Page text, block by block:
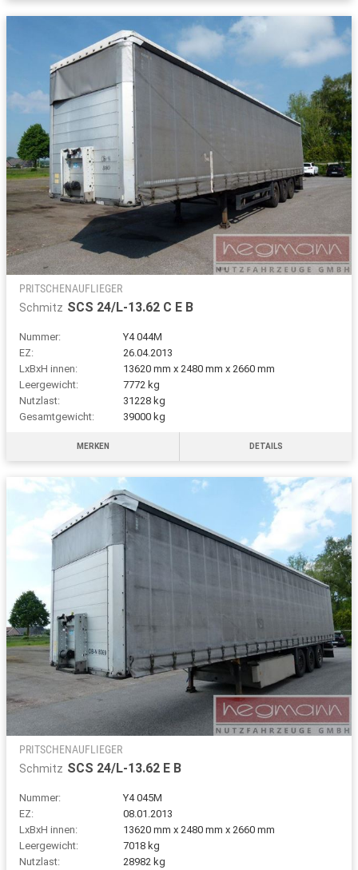
PRITSCHENAUFLIEGER
Schmitz SCS 24/L-13.62 C E B
Nummer:
Y4 044M
EZ:
26.04.2013
LxBxH innen:
13620 mm x 2480 mm x 2660 mm
Leergewicht:
7772 kg
Nutzlast:
31228 kg
Gesamtgewicht:
39000 kg
MERKEN DETAILS
PRITSCHENAUFLIEGER
Schmitz SCS 24/L-13.62 E B
Nummer:
Y4 045M
EZ:
08.01.2013
LxBxH innen:
13620 mm x 2480 mm x 2660 mm
Leergewicht:
7018 kg
Nutzlast:
28982 kg